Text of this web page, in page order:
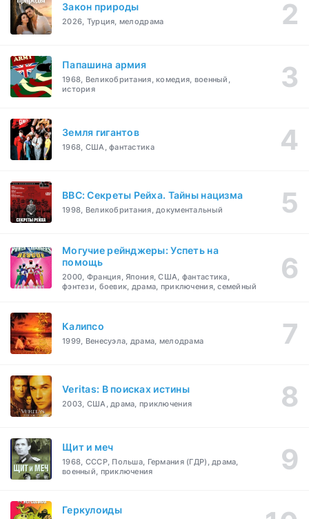
Закон природы
2026, Турция, мелодрама
Папашина армия
1968, Великобритания, комедия, военный,
история
Земля гигантов
1968, США, фантастика
BBC: Секреты Рейха. Тайны нацизма
1998, Великобритания, документальный
Могучие рейнджеры: Успеть на
помощь
2000, Франция, Япония, США, фантастика,
фэнтези, боевик, драма, приключения, семейный
Калипсо
1999, Венесуэла, драма, мелодрама
Veritas: В поисках истины
2003, США, драма, приключения
Щит и меч
1968, СССР, Польша, Германия (ГДР), драма,
военный, приключения
Геркулоиды